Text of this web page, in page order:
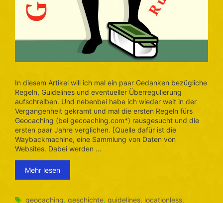
In diesem Artikel will ich mal ein paar Gedanken bezügliche
Regeln, Guidelines und eventueller Überregulierung
aufschreiben. Und nebenbei habe ich wieder weit in der
Vergangenheit gekramt und mal die ersten Regeln fürs
Geocaching (bei gecoaching.com*) rausgesucht und die
ersten paar Jahre verglichen. [Quelle dafür ist die
Waybackmachine, eine Sammlung von Daten von
Websites. Dabei werden …
Mehr lesen
Schlagwörter
geocaching,geschichte,guidelines, locationless,